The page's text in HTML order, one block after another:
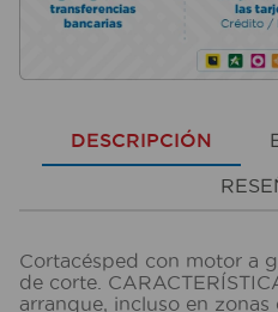
DESCRIPCIÓN
Cortacésped con motor a
de corte.
arranque, incluso en